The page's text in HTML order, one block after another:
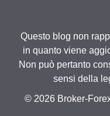
Questo blog non
in quanto viene
Non può pertanto
sensi della
© 2026 Broker-